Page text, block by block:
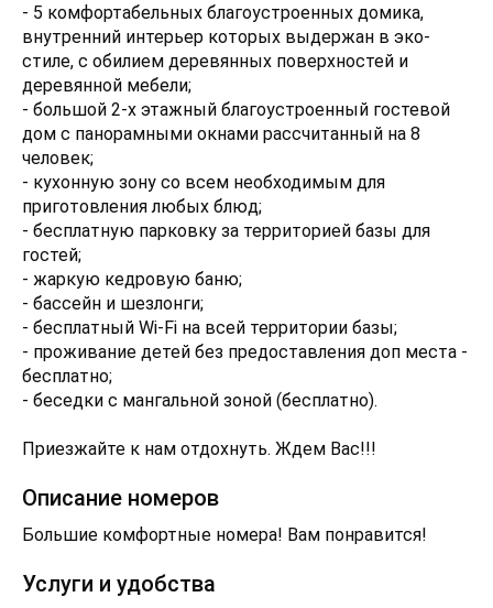
- 5 комфортабельных благоустроенных домика,
внутренний интерьер которых выдержан в эко-
стиле, с обилием деревянных поверхностей и
деревянной мебели;
- большой 2-х этажный благоустроенный гостевой
дом с панорамными окнами рассчитанный на 8
человек;
- кухонную зону со всем необходимым для
приготовления любых блюд;
- бесплатную парковку за территорией базы для
гостей;
- жаркую кедровую баню;
- бассейн и шезлонги;
- бесплатный Wi-Fi на всей территории базы;
- проживание детей без предоставления доп места -
бесплатно;
- беседки с мангальной зоной (бесплатно).
Приезжайте к нам отдохнуть. Ждем Вас!!!
Описание номеров
Большие комфортные номера! Вам понравится!
Услуги и удобства